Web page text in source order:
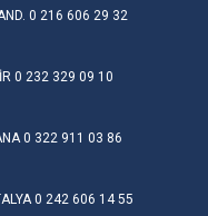
0 216 606 29 32
0 232 329 09 10
0 322 911 03 86
0 242 606 14 55